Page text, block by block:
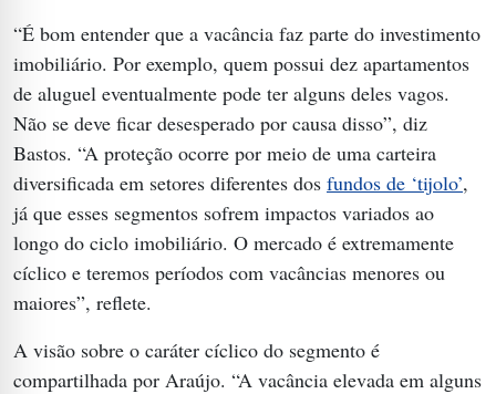
“É bom entender que a vacância faz parte do investimento
imobiliário. Por exemplo, quem possui dez apartamentos
de aluguel eventualmente pode ter alguns deles vagos.
Não se deve ficar desesperado por causa disso”, diz
Bastos. “A proteção ocorre por meio de uma carteira
diversificada em setores diferentes dos fundos de ‘tijolo’,
já que esses segmentos sofrem impactos variados ao
longo do ciclo imobiliário. O mercado é extremamente
cíclico e teremos períodos com vacâncias menores ou
maiores”, reflete.
A visão sobre o caráter cíclico do segmento é
compartilhada por Araújo. “A vacância elevada em alguns